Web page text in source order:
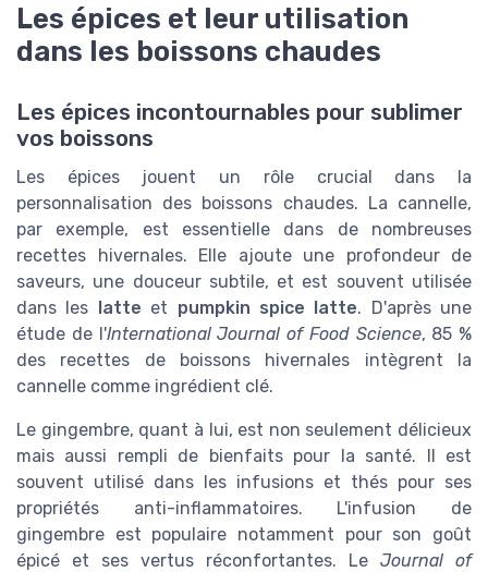
Les épices et leur utilisation
dans les boissons chaudes
Les épices incontournables pour sublimer
vos boissons
Les épices jouent un rôle crucial dans la
personnalisation des boissons chaudes. La cannelle,
par exemple, est essentielle dans de nombreuses
recettes hivernales. Elle ajoute une profondeur de
saveurs, une douceur subtile, et est souvent utilisée
dans les latte et pumpkin spice latte. D'après une
étude de l'International Journal of Food Science, 85 %
des recettes de boissons hivernales intègrent la
cannelle comme ingrédient clé.
Le gingembre, quant à lui, est non seulement délicieux
mais aussi rempli de bienfaits pour la santé. Il est
souvent utilisé dans les infusions et thés pour ses
propriétés anti-inflammatoires. L'infusion de
gingembre est populaire notamment pour son goût
épicé et ses vertus réconfortantes. Le Journal of